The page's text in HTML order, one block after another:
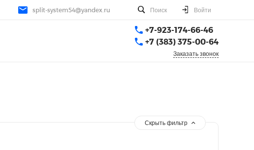
split-system54@yandex.ru Поиск Войти
+7-923-174-66-46
+7 (383) 375-00-64
Заказать звонок
Скрыть фильтр